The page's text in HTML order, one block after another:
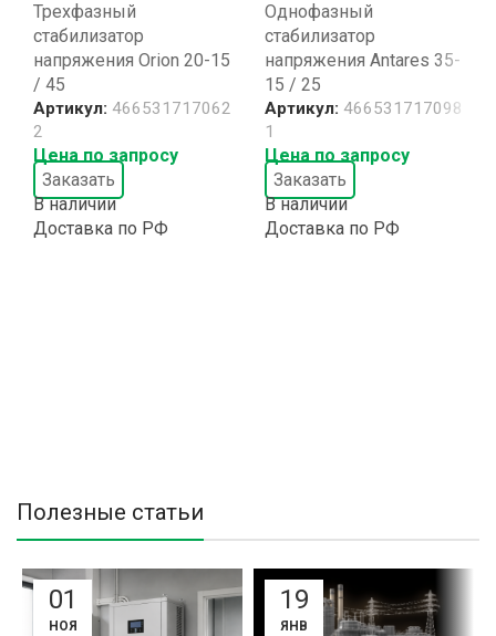
Трехфазный
стабилизатор
напряжения Orion 20-15
/ 45
Артикул: 466531717062
2
Цена по запросу
Заказать
В наличии
Доставка по РФ
Однофазный
стабилизатор
напряжения Antares 35-
15 / 25
Артикул: 466531717098
1
Цена по запросу
Заказать
В наличии
Доставка по РФ
Полезные статьи
01
НОЯ
19
ЯНВ